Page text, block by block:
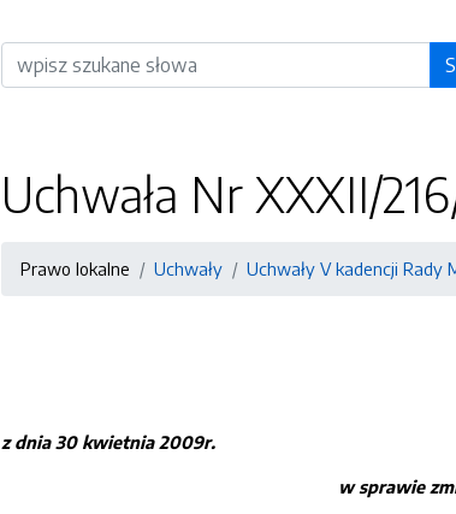
Wyszukiwarka
Uchwała Nr XXXII/
Prawo lokalne Uchwały Uchwały V kadencji Rady
z dnia 30 kwietnia2009r.
w sprawie